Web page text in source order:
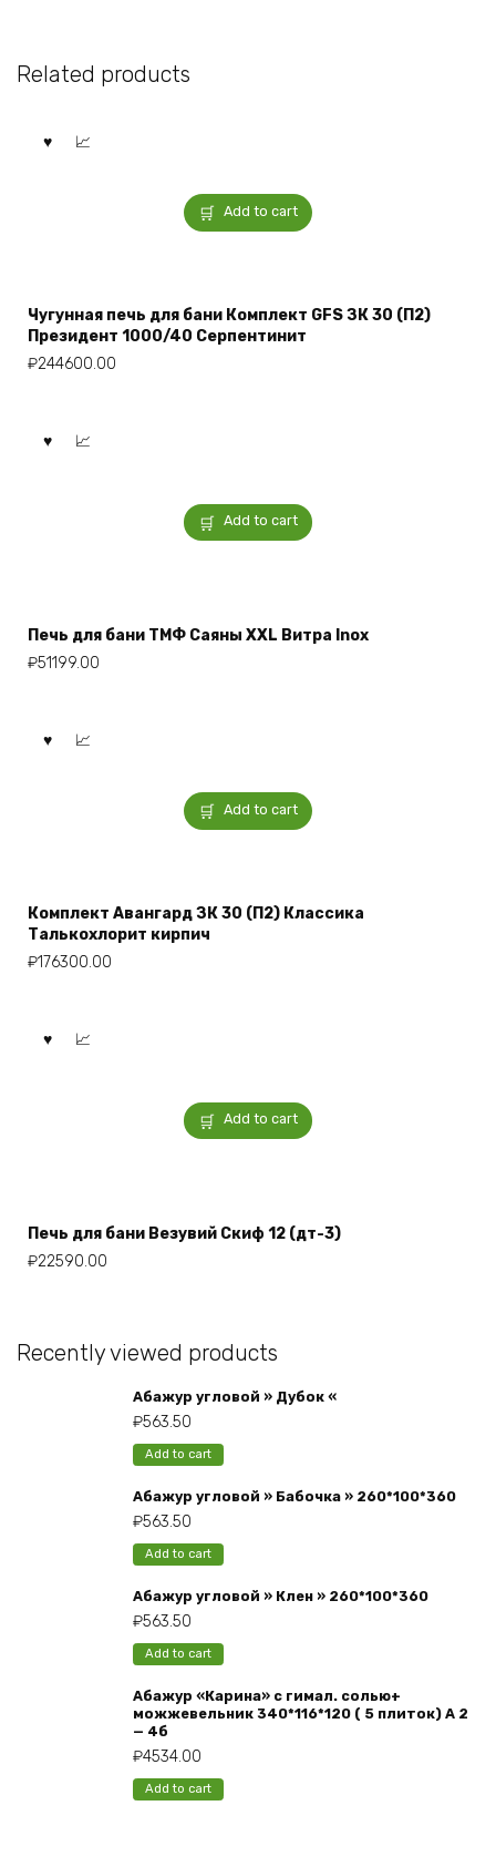
Related products
Add to cart
Чугунная печь для бани Комплект GFS ЗК 30 (П2)
Президент 1000/40 Серпентинит
₽244600.00
Add to cart
Печь для бани ТМФ Саяны XXL Витра Inox
₽51199.00
Add to cart
Комплект Авангард ЗК 30 (П2) Классика
Талькохлорит кирпич
₽176300.00
Add to cart
Печь для бани Везувий Скиф 12 (дт-3)
₽22590.00
Recently viewed products
Абажур угловой » Дубок «
₽563.50
Add to cart
Абажур угловой » Бабочка » 260*100*360
₽563.50
Add to cart
Абажур угловой » Клен » 260*100*360
₽563.50
Add to cart
Абажур «Карина» с гимал. солью+
можжевельник 340*116*120 ( 5 плиток) А 2
— 4б
₽4534.00
Add to cart